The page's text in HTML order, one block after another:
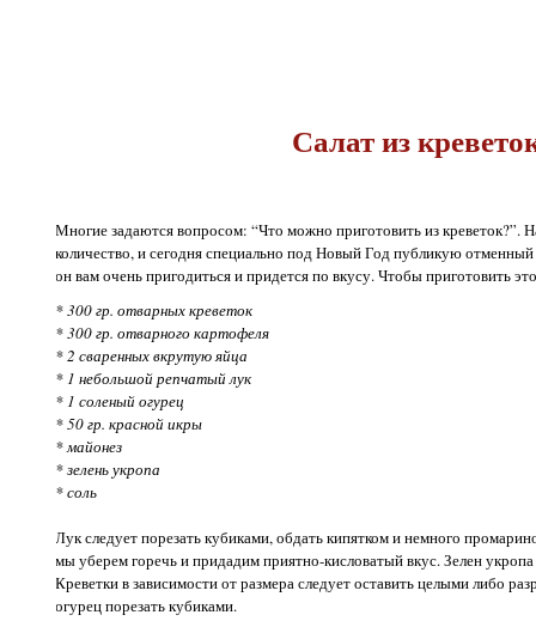
Салат из
Многие задаются вопросом: “Что можно приготовить из креветок?”.
количество, и сегодня специально под Новый Год публикую
он вам очень пригодиться и придется по вкусу. Чтобы приготовить
* 300 гр. отварных креветок
* 300 гр. отварного картофеля
* 2 сваренных вкрутую яйца
* 1 небольшой репчатый лук
* 1 соленый огурец
* 50 гр. красной икры
* майонез
* зелень укропа
* соль
Лук следует порезать кубиками, обдать кипятком и немного
мы уберем горечь и придадим приятно-кисловатый вкус. Зелен
Креветки в зависимости от размера следует оставить целыми либо
огурец порезать кубиками.